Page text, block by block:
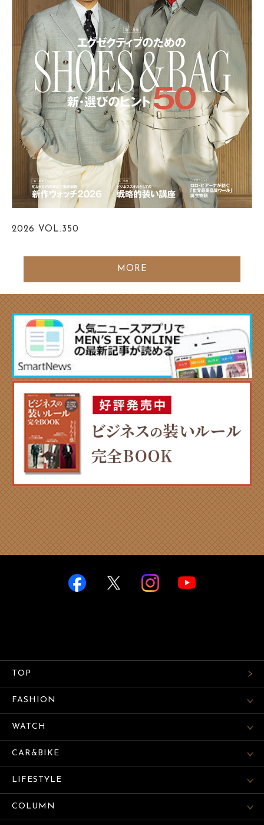
2026 VOL.350
MORE
TOP
FASHION
WATCH
CAR&BIKE
LIFESTYLE
COLUMN